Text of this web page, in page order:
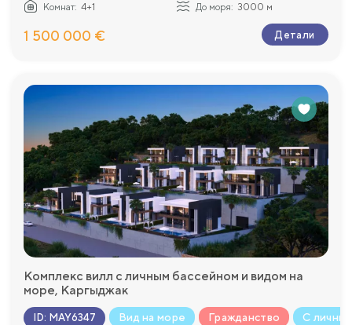
Комнат: 4+1 До моря: 3000 м
1 500 000 € Детали
Комплекс вилл с личным бассейном и видом на
море, Каргыджак
ID: MAY6347 Вид на море Гражданство С